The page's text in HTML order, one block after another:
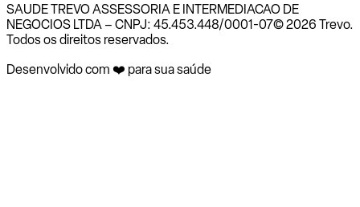
SAUDE TREVO ASSESSORIA E INTERMEDIACAO DE
NEGOCIOS LTDA – CNPJ: 45.453.448/0001-07© 2026 Trevo.
Todos os direitos reservados.
Desenvolvido com ❤️ para sua saúde